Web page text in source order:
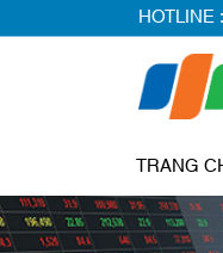
HOTLINE :
TRANG